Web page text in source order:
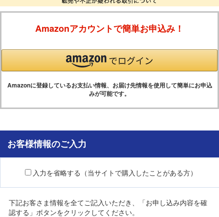
Amazonアカウントで簡単お申込み！
Amazonに登録しているお支払い情報、お届け先情報を使用して簡単にお申込
みが可能です。
お客様情報のご入力
入力を省略する（当サイトで購入したことがある方）
下記お客さま情報を全てご記入いただき、「お申し込み内容を確
認する」ボタンをクリックしてください。